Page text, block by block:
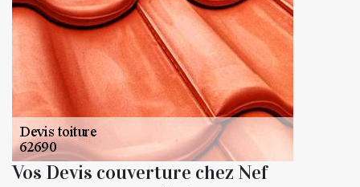
Vos Devis couverture chez Nef